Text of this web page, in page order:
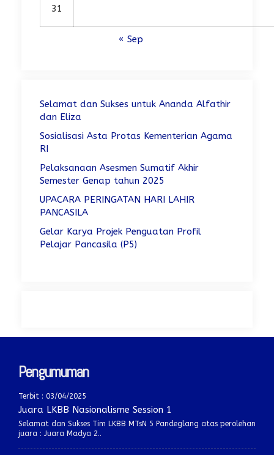
31
« Sep
Selamat dan Sukses untuk Ananda Alfathir
dan Eliza
Sosialisasi Asta Protas Kementerian Agama
RI
Pelaksanaan Asesmen Sumatif Akhir
Semester Genap tahun 2025
UPACARA PERINGATAN HARI LAHIR
PANCASILA
Gelar Karya Projek Penguatan Profil
Pelajar Pancasila (P5)
Pengumuman
Terbit : 03/04/2025
Juara LKBB Nasionalisme Session 1
Selamat dan Sukses Tim LKBB MTsN 5 Pandeglang atas perolehan
juara : Juara Madya 2..